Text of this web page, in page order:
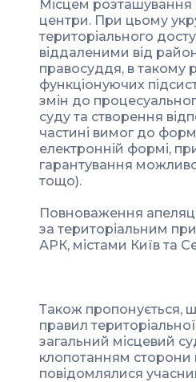
Місцем розташування
центри. При цьому
територіального
віддаленими від
правосуддя, в такому
функціонуючих
змін до
суду та створення
частині вимог до
електронній формі,
гарантування
тощо).
Повноваження
за територіальним
АРК, містами Київ та
Також пропонується,
правил
загальний місцевий
клопотанням сторони
повідомлялися